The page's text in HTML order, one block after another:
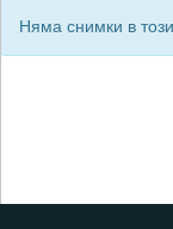
Няма снимки в